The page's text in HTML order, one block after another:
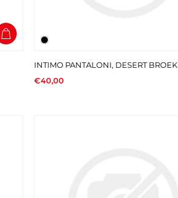
INTIMO PANTALONI, DESERT BROEK
€40,00